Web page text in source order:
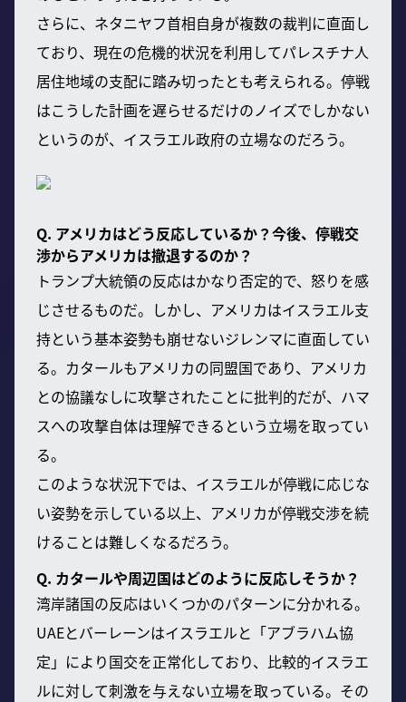
さらに、ネタニヤフ首相自身が複数の裁判に直面し
ており、現在の危機的状況を利用してパレスチナ人
居住地域の支配に踏み切ったとも考えられる。停戦
はこうした計画を遅らせるだけのノイズでしかない
というのが、イスラエル政府の立場なのだろう。
Q. アメリカはどう反応しているか？今後、停戦交
渉からアメリカは撤退するのか？
トランプ大統領の反応はかなり否定的で、怒りを感
じさせるものだ。しかし、アメリカはイスラエル支
持という基本姿勢も崩せないジレンマに直面してい
る。カタールもアメリカの同盟国であり、アメリカ
との協議なしに攻撃されたことに批判的だが、ハマ
スへの攻撃自体は理解できるという立場を取ってい
る。
このような状況下では、イスラエルが停戦に応じな
い姿勢を示している以上、アメリカが停戦交渉を続
けることは難しくなるだろう。
Q. カタールや周辺国はどのように反応しそうか？
湾岸諸国の反応はいくつかのパターンに分かれる。
UAEとバーレーンはイスラエルと「アブラハム協
定」により国交を正常化しており、比較的イスラエ
ルに対して刺激を与えない立場を取っている。その